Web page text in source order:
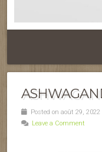
Posted on août 29, 2022
Leave a Comment